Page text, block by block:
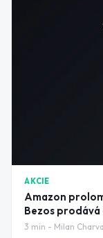
AKCIE
Amazon
Bezos prodává
3 min - Milan